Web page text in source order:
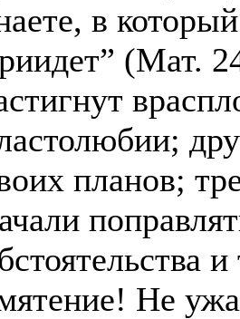
в
(Мат.
планов;
He